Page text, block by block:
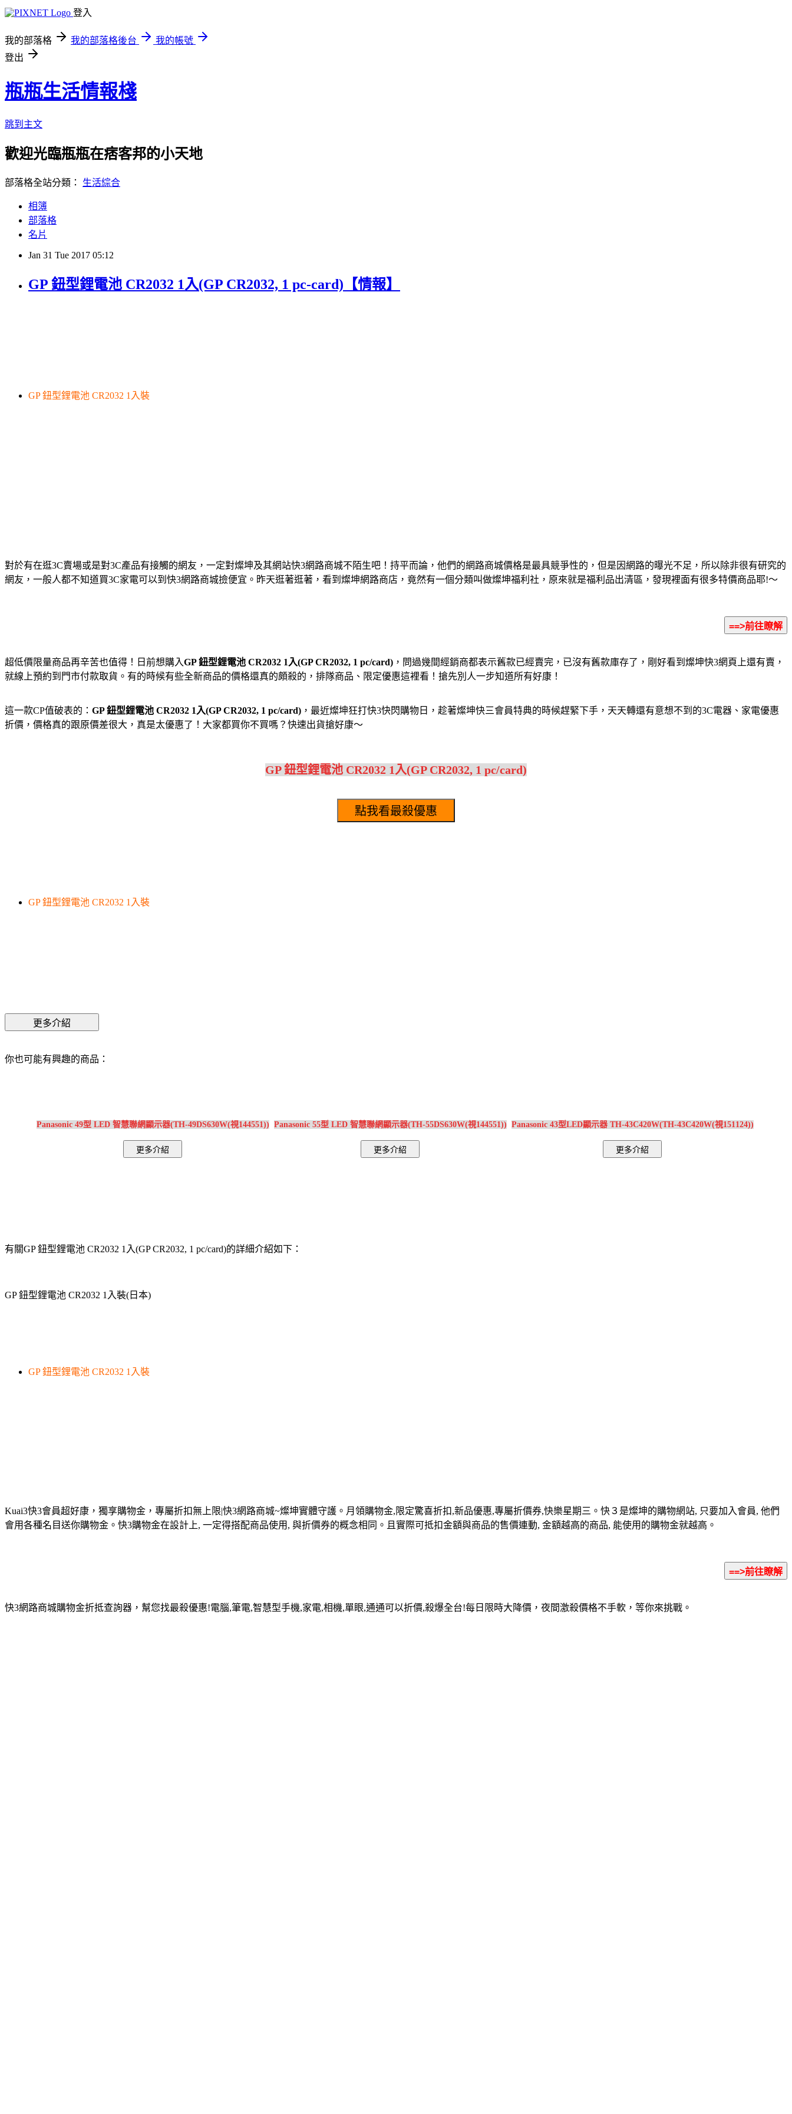
登入
我的部落格 我的部落格後台
我的帳號
登出
瓶瓶生活情報棧
跳到主文
歡迎光臨瓶瓶在痞客邦的小天地
部落格全站分類： 生活綜合
相簿
部落格
名片
Jan 31 Tue 2017 05:12
GP 鈕型鋰電池 CR2032 1入(GP CR2032, 1 pc-card)【情報】
GP 鈕型鋰電池 CR2032 1入裝
對於有在逛3C賣場或是對3C產品有接觸的網友，一定對燦坤及其網站快3網路商城不陌生吧！持平而論，他們的網路商城價格是最具競爭性的，但是因網路的曝光不足，所以除非很有研究的
網友，一般人都不知道買3C家電可以到快3網路商城撿便宜。昨天逛著逛著，看到燦坤網路商店，竟然有一個分類叫做燦坤福利社，原來就是福利品出清區，發現裡面有很多特價商品耶!～
超低價限量商品再辛苦也值得！日前想購入GP 鈕型鋰電池 CR2032 1入(GP CR2032, 1 pc/card) ，問過幾間經銷商都表示舊款已經賣完，已沒有舊款庫存了，剛好看到燦坤快3網頁上還有賣，
就線上預約到門市付款取貨。有的時候有些全新商品的價格還真的頗殺的，排隊商品、限定優惠這裡看！搶先別人一步知道所有好康！
這一款CP值破表的： GP 鈕型鋰電池 CR2032 1入(GP CR2032, 1 pc/card) ，最近燦坤狂打快3快閃購物日，趁著燦坤快三會員特典的時候趕緊下手，天天轉還有意想不到的3C電器、家電優惠
折價，價格真的跟原價差很大，真是太優惠了！大家都買你不買嗎？快速出貨搶好康～
GP 鈕型鋰電池 CR2032 1入(GP CR2032, 1 pc/card)
GP 鈕型鋰電池 CR2032 1入裝
你也可能有興趣的商品：
Panasonic 49型 LED 智慧聯網顯示器(TH-49DS630W(視144551)) Panasonic 55型 LED 智慧聯網顯示器(TH-55DS630W(視144551)) Panasonic 43型LED顯示器 TH-43C420W(TH-43C420W(視151124))
有關GP 鈕型鋰電池 CR2032 1入(GP CR2032, 1 pc/card)的詳細介紹如下：
GP 鈕型鋰電池 CR2032 1入裝(日本)
GP 鈕型鋰電池 CR2032 1入裝
Kuai3快3會員超好康，獨享購物金，專屬折扣無上限|快3網路商城~燦坤實體守護。月領購物金,限定驚喜折扣,新品優惠,專屬折價券,快樂星期三。快３是燦坤的購物網站, 只要加入會員, 他們
會用各種名目送你購物金。快3購物金在設計上, 一定得搭配商品使用, 與折價券的概念相同。且實際可抵扣金額與商品的售價連動, 金額越高的商品, 能使用的購物金就越高。
快3網路商城購物金折抵查詢器，幫您找最殺優惠!電腦,筆電,智慧型手機,家電,相機,單眼,通通可以折價,殺爆全台!每日限時大降價，夜間激殺價格不手軟，等你來挑戰。